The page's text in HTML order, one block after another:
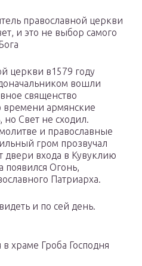
православной церкви
и это не выбор самого
церкви в1579 году
вошли
священство
времени армянские
но Свет не сходил.
и православные
гром прозвучал
двери входа в Кувуклию
появился Огонь,
Патриарха.
и по сей день.
храме Гроба Господня